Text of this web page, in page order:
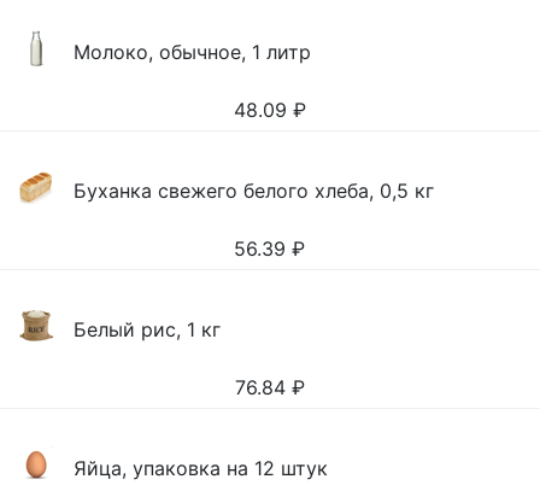
Молоко, обычное, 1 литр
48.09 ₽
Буханка свежего белого хлеба, 0,5 кг
56.39 ₽
Белый рис, 1 кг
76.84 ₽
Яйца, упаковка на 12 штук